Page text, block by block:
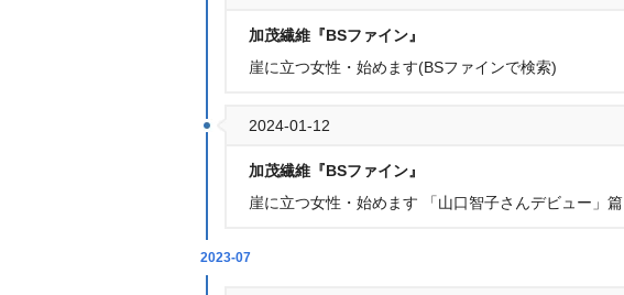
加茂繊維『BSファイン』
崖に立つ女性・始めます(BSファインで検索)
2024-01-12
加茂繊維『BSファイン』
崖に立つ女性・始めます 「山口智子さんデビュー」篇
2023-07